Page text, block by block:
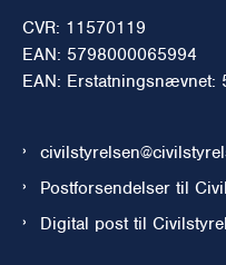
CVR: 11570119
EAN: 5798000065994
EAN: Erstatningsnævnet:
Postforsendelser til
Digital post til